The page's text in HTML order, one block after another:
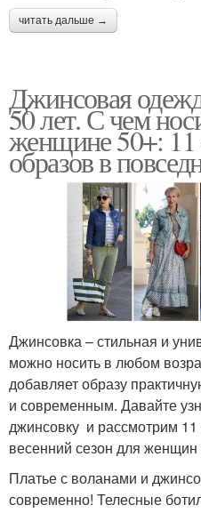
читать дальше →
Джинсовая
50 лет. С чем
женщине 50+: 11
образов в
Джинсовка – стильная и
можно носить в любом
добавляет образу
и современным. Давайте
джинсовку и рассмотрим
весенний сезон для женщин
Платье с воланами и
современно! Телесные